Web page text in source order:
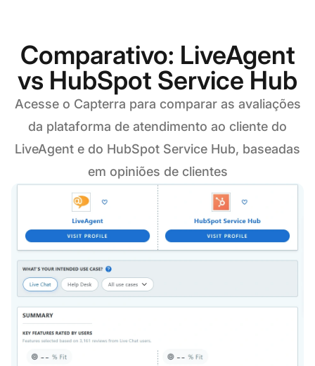
Comparativo: LiveAgent
vs HubSpot Service Hub
Acesse o Capterra para comparar as avaliações
da plataforma de atendimento ao cliente do
LiveAgent e do HubSpot Service Hub, baseadas
em opiniões de clientes